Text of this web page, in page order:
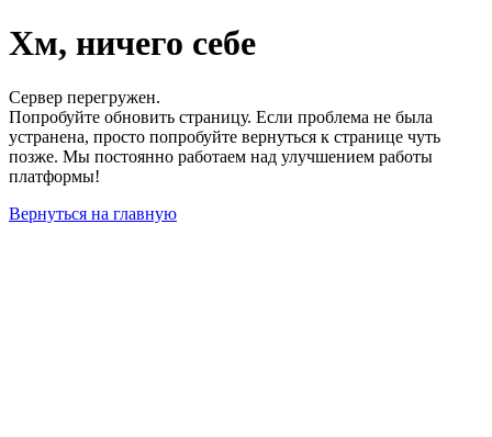
Хм, ничего себе
Сервер перегружен.
Попробуйте обновить страницу. Если проблема не была
устранена, просто попробуйте вернуться к странице чуть
позже. Мы постоянно работаем над улучшением работы
платформы!
Вернуться на главную